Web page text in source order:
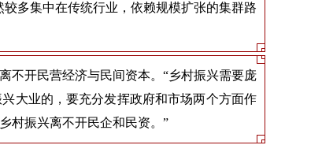
多集中在传统行业，依赖规模扩张的集群路
不开民营经济与民间资本。“乡村振兴需要庞
大业的，要充分发挥政府和市场两个方面作
村振兴离不开民企和民资。”